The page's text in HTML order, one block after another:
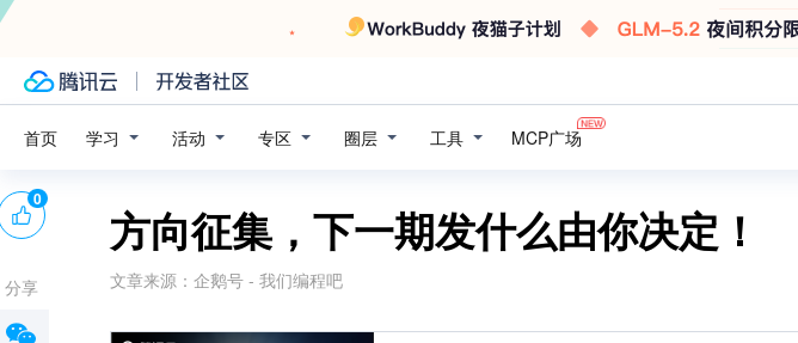
首页 学习 活动 专区 圈层 工具 MCP广场
方向征集，下一期发什么由你决定！
文章来源： 企鹅号 - 我们编程吧
0
分享